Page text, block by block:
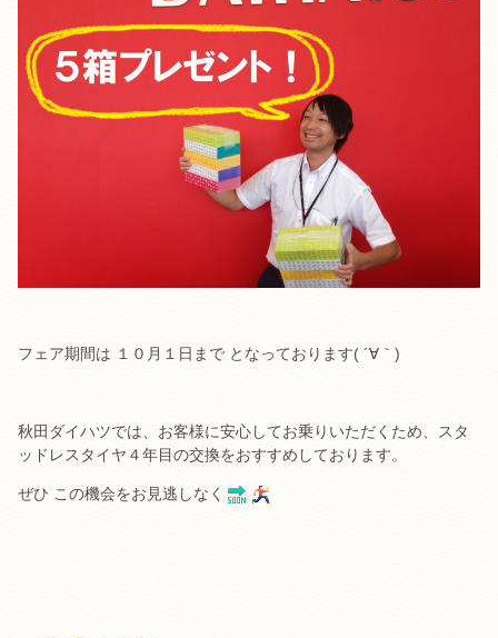
フェア期間は １０月１日まで となっております( ´∀｀)
秋田ダイハツでは、お客様に安心してお乗りいただくため、スタ
ッドレスタイヤ４年目の交換をおすすめしております。
ぜひ この機会をお見逃しなく